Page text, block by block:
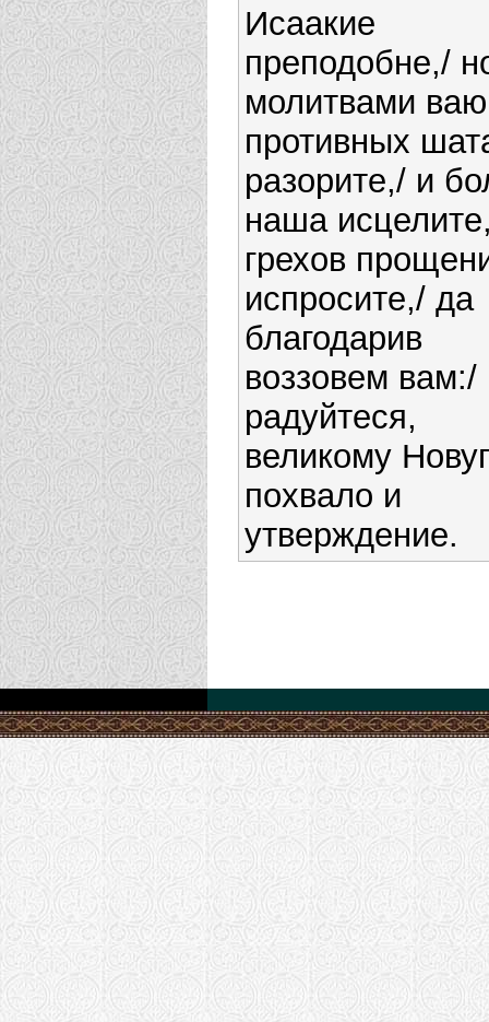
Исаакие
преподобне,/
молитвами ваю
противных
разорите,/ и
наша
грехов
испросите,/ да
благодарив
воззовем вам:/
радуйтеся,
великому
похвало и
утверждение.